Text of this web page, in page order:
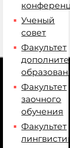
Ученый
совет
Факультет
Факультет
заочного
обучения
Факультет